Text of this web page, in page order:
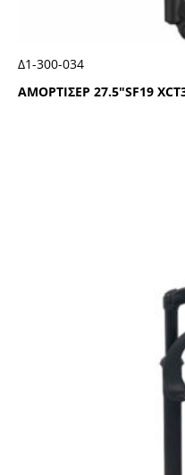
ΑΜΟΡΤΙΣΕΡ 27.5″SF19
Δ1-300-034